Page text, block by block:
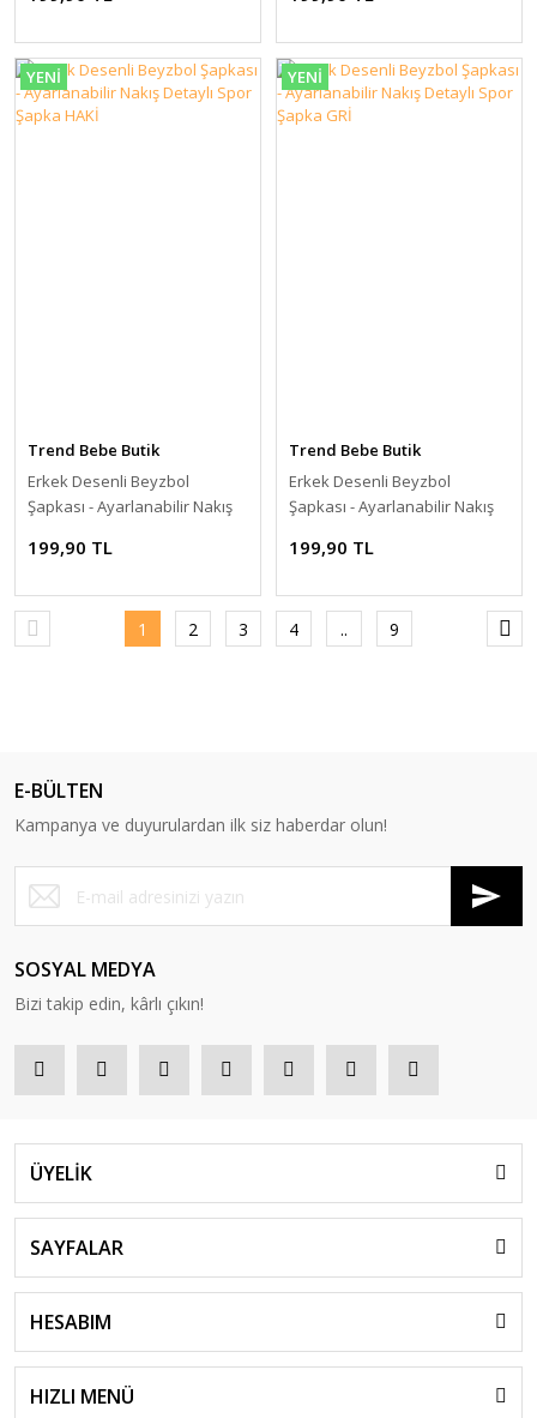
YENİ
Trend Bebe Butik
Erkek Desenli Beyzbol
Şapkası - Ayarlanabilir Nakış
199,90 TL
YENİ
Trend Bebe Butik
Erkek Desenli Beyzbol
Şapkası - Ayarlanabilir Nakış
199,90 TL
1 2 3 4 .. 9
E-BÜLTEN
Kampanya ve duyurulardan ilk siz haberdar olun!
SOSYAL MEDYA
Bizi takip edin, kârlı çıkın!
ÜYELİK
SAYFALAR
HESABIM
HIZLI MENÜ